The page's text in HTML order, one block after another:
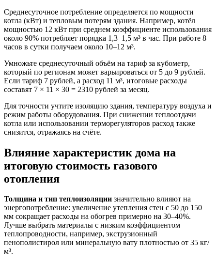
Среднесуточное потребление определяется по мощности
котла (кВт) и тепловым потерям здания. Например, котёл
мощностью 12 кВт при среднем коэффициенте использования
около 90% потребляет порядка 1,3–1,5 м³ в час. При работе 8
часов в сутки получаем около 10–12 м³.
Умножьте среднесуточный объём на тариф за кубометр,
который по регионам может варьироваться от 5 до 9 рублей.
Если тариф 7 рублей, а расход 11 м³, итоговые расходы
составят 7 × 11 × 30 = 2310 рублей за месяц.
Для точности учтите изоляцию здания, температуру воздуха и
режим работы оборудования. При снижении теплоотдачи
котла или использовании терморегуляторов расход также
снизится, отражаясь на счёте.
Влияние характеристик дома на
итоговую стоимость газового
отопления
Толщина и тип теплоизоляции значительно влияют на
энергопотребление: увеличение утепления стен с 50 до 150
мм сокращает расходы на обогрев примерно на 30–40%.
Лучше выбрать материалы с низким коэффициентом
теплопроводности, например, экструзионный
пенополистирол или минеральную вату плотностью от 35 кг/
м³.